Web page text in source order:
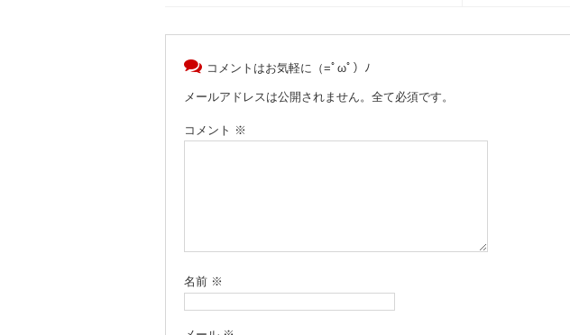
コメントはお気軽に（=ﾟωﾟ）ﾉ
メールアドレスは公開されません。全て必須です。
コメント ※
名前 ※